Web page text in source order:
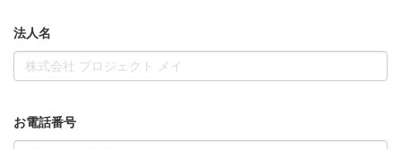
法人名
お電話番号